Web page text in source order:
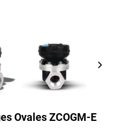
Ovales ZCOGM-E